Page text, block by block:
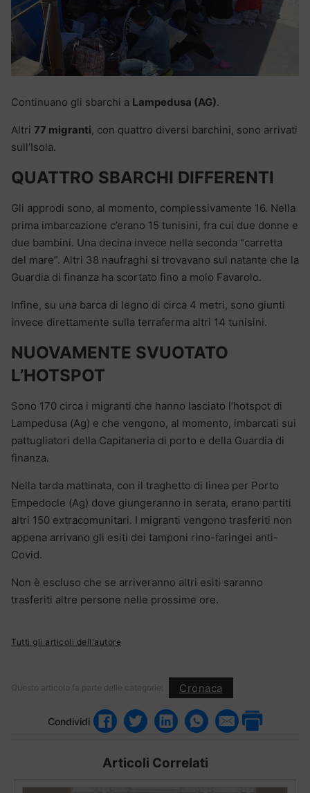
Continuano gli sbarchi a Lampedusa (AG).
Altri 77 migranti, con quattro diversi barchini, sono arrivati
sull’Isola.
QUATTRO SBARCHI DIFFERENTI
Gli approdi sono, al momento, complessivamente 16. Nella
prima imbarcazione c’erano 15 tunisini, fra cui due donne e
due bambini. Una decina invece nella seconda “carretta
del mare”. Altri 38 naufraghi si trovavano sul natante che la
Guardia di finanza ha scortato fino a molo Favarolo.
Infine, su una barca di legno di circa 4 metri, sono giunti
invece direttamente sulla terraferma altri 14 tunisini.
NUOVAMENTE SVUOTATO
L’HOTSPOT
Sono 170 circa i migranti che hanno lasciato l’hotspot di
Lampedusa (Ag) e che vengono, al momento, imbarcati sui
pattugliatori della Capitaneria di porto e della Guardia di
finanza.
Nella tarda mattinata, con il traghetto di linea per Porto
Empedocle (Ag) dove giungeranno in serata, erano partiti
altri 150 extracomunitari. I migranti vengono trasferiti non
appena arrivano gli esiti dei tamponi rino-faringei anti-
Covid.
Non è escluso che se arriveranno altri esiti saranno
trasferiti altre persone nelle prossime ore.
Tutti gli articoli dell'autore
Questo articolo fa parte delle categorie: Cronaca
Condividi
Articoli Correlati